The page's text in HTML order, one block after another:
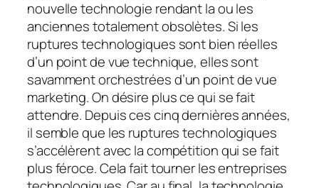
nouvelle technologie rendant la ou les
anciennes totalement obsolètes. Si les
ruptures technologiques sont bien réelles
d’un point de vue technique, elles sont
savamment orchestrées d’un point de vue
marketing. On désire plus ce qui se fait
attendre. Depuis ces cinq dernières années,
il semble que les ruptures technologiques
s’accélèrent avec la compétition qui se fait
plus féroce. Cela fait tourner les entreprises